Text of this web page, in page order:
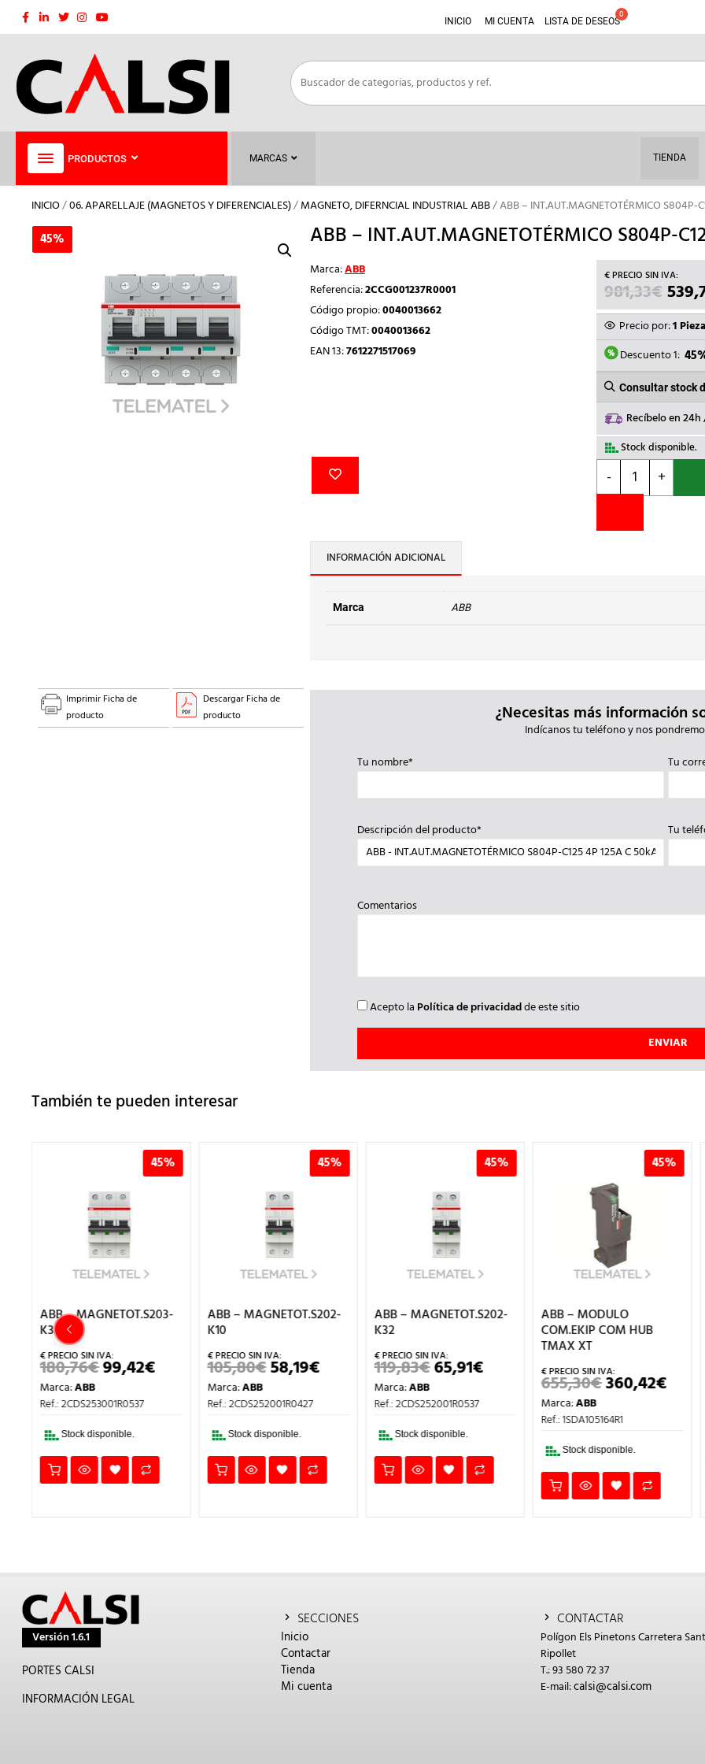
Saltar
INICIO MI CUENTA LISTA DE DESEOS
PRODUCTOS MARCAS TIENDA
INICIO/06. APARELLAJE (MAGNETOS Y DIFERENCIALES)/MAGNETO, DIFERNCIAL INDUSTRIAL ABB/ ABB – INT.AUT.MAGNETOTÉRMICO S804P-
45% ABB – INT.AUT.MAGNETOTÉRMICO S804P-
Marca:ABB
Referencia:2CCG001237R0001
Código propio:0040013662
Código TMT:0040013662
EAN 13:7612271517069
981,33€ EL
ERA:
Precio por:1 Pieza
Descuento 1:
Consultar stock
Recíbelo en
Stock disponible.
-
ABB
C125
+
INFORMACIÓN ADICIONAL
Marca ABB
45%
Imprimir Ficha de
producto
Descargar Ficha de
producto
¿Necesitas más información
Indícanos tu teléfono y nos
Tu nombre*
Tu
Descripción del producto* Tu
Comentarios
Acepto la Política de privacidadde este sitio
También te pueden interesar
45%
ABB – MAGNETOT.S203-
K32
180,76€EL
PRECIO
ERA:
99,42€EL
PRECIO
ACTUAL
Marca:ABB
Ref.: 2CDS253001R0537
Stock disponible.
45%
ABB – MAGNETOT.S202-
K10
105,80€EL
PRECIO
ERA:
58,19€EL
PRECIO
ACTUAL
Marca:ABB
Ref.: 2CDS252001R0427
Stock disponible.
45%
ABB – MAGNETOT.S202-
K32
119,83€EL
PRECIO
ERA:
65,91€EL
PRECIO
Marca:ABB
Ref.: 2CDS252001R0537
Stock disponible.
45%
ABB – MODULO
COM.EKIP COM HUB
TMAX XT
655,30€EL
PRECIO
ERA:
360,42€EL
Marca:ABB
Ref.: 1SDA105164R1
Stock disponible.
Versión 1.6.1
PORTES CALSI
INFORMACIÓN LEGAL
SECCIONES
Inicio
Contactar
Tienda
Mi cuenta
CONTACTAR
Polígon Els Pinetons Carretera
Ripollet
T.: 93 580 72 37
E-mail:calsi@calsi.com